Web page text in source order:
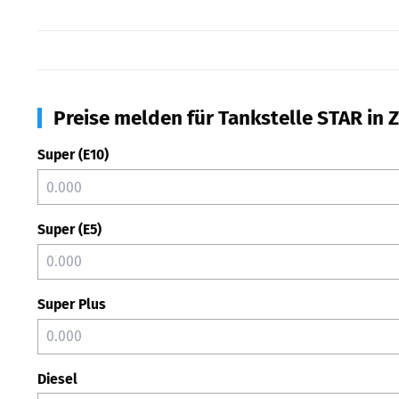
Preise melden für Tankstelle STAR in
Super (E10)
Super (E5)
Super Plus
Diesel